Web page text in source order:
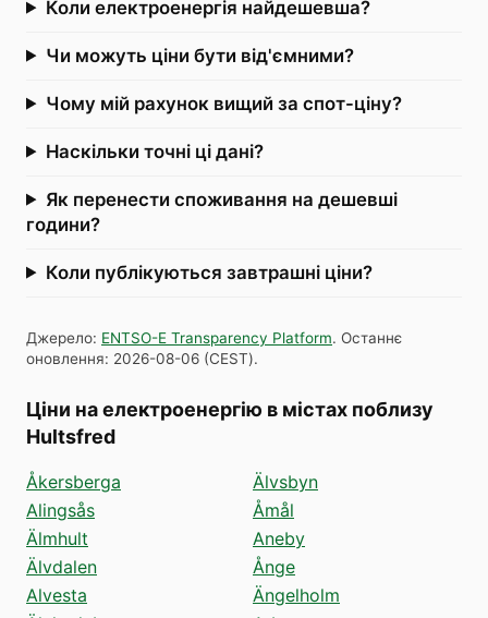
Коли електроенергія найдешевша?
Чи можуть ціни бути від'ємними?
Чому мій рахунок вищий за спот-ціну?
Наскільки точні ці дані?
Як перенести споживання на дешевші
години?
Коли публікуються завтрашні ціни?
Джерело: ENTSO-E Transparency Platform. Останнє
оновлення: 2026-08-06 (CEST).
Ціни на електроенергію в містах поблизу
Hultsfred
Åkersberga
Alingsås
Älmhult
Älvdalen
Alvesta
Älvsbyn
Åmål
Aneby
Ånge
Ängelholm